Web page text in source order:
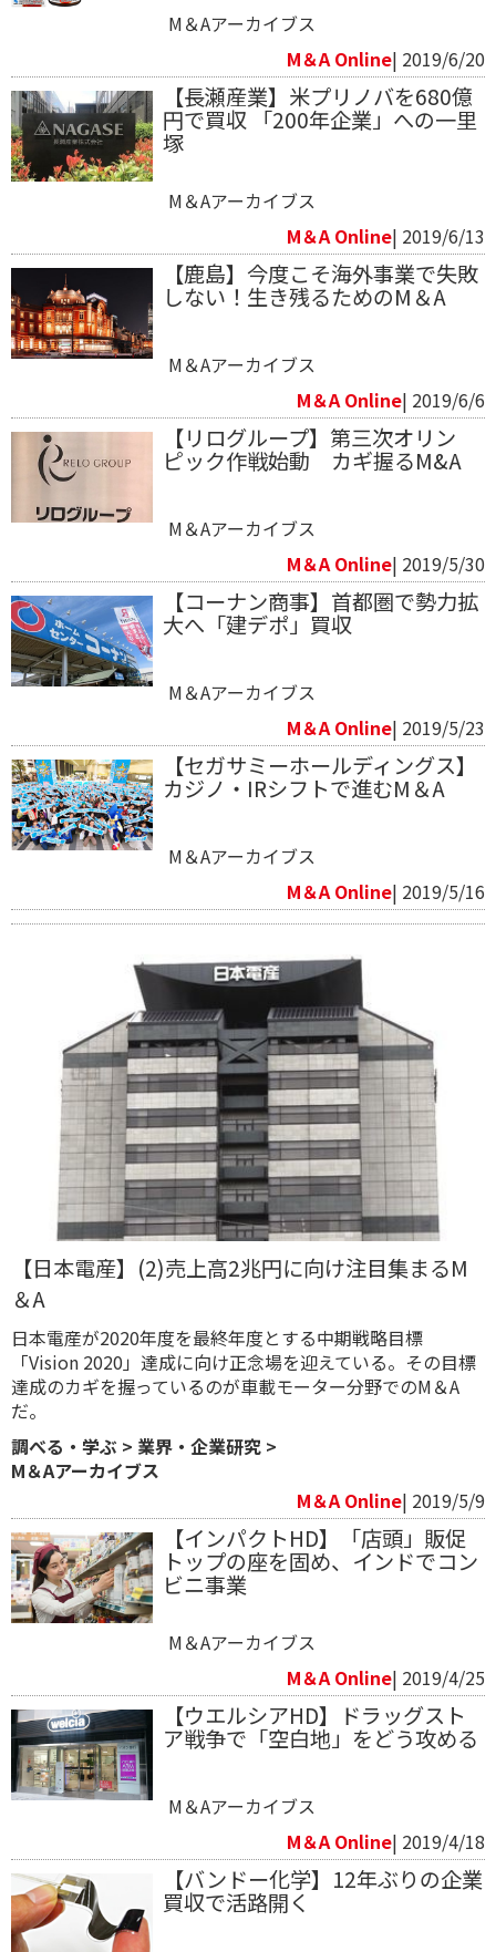
M＆Aアーカイブス
M＆A Online| 2019/6/20
【長瀬産業】米プリノバを680億
円で買収 「200年企業」への一里
塚
M＆Aアーカイブス
M＆A Online| 2019/6/13
【鹿島】今度こそ海外事業で失敗
しない！生き残るためのM＆A
M＆Aアーカイブス
M＆A Online| 2019/6/6
【リログループ】第三次オリン
ピック作戦始動 カギ握るM&A
M＆Aアーカイブス
M＆A Online| 2019/5/30
【コーナン商事】首都圏で勢力拡
大へ「建デポ」買収
M＆Aアーカイブス
M＆A Online| 2019/5/23
【セガサミーホールディングス】
カジノ・IRシフトで進むM＆A
M＆Aアーカイブス
M＆A Online| 2019/5/16
【日本電産】(2)売上高2兆円に向け注目集まるM
＆A
日本電産が2020年度を最終年度とする中期戦略目標
「Vision 2020」達成に向け正念場を迎えている。その目標
達成のカギを握っているのが車載モーター分野でのM＆A
だ。
調べる・学ぶ > 業界・企業研究 >
M＆Aアーカイブス
M＆A Online| 2019/5/9
【インパクトHD】「店頭」販促
トップの座を固め、インドでコン
ビニ事業
M＆Aアーカイブス
M＆A Online| 2019/4/25
【ウエルシアHD】ドラッグスト
ア戦争で「空白地」をどう攻める
M＆Aアーカイブス
M＆A Online| 2019/4/18
【バンドー化学】12年ぶりの企業
買収で活路開く